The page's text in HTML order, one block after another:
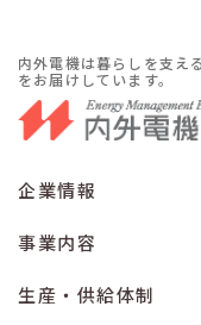
内外電機は暮らしを支え
をお届けしています。
企業情報
事業内容
生産・供給体制